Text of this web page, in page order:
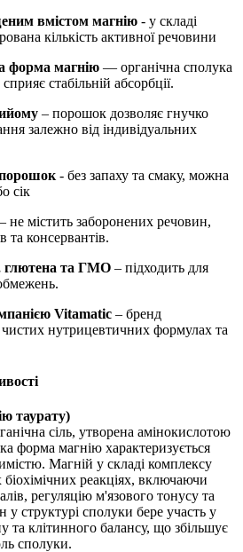
вмістом магнію - у складі
кількість активної речовини
форма магнію — органічна сполука
стабільній абсорбції.
– порошок дозволяє гнучко
залежно від індивідуальних
- без запаху та смаку, можна
сік
– не містить заборонених речовин,
та консервантів.
глютена та ГМО – підходить для
Vitamatic – бренд
чистих нутрицевтичних формулах та
таурату)
сіль, утворена амінокислотою
форма магнію характеризується
Магній у складі комплексу
реакціях, включаючи
регуляцію м'язового тонусу та
у структурі сполуки бере участь у
та клітинного балансу, що збільшує
сполуки.